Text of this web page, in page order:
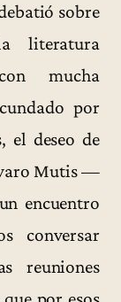
sobre
literatura
mucha
por
el deseo de
Mutis —
encuentro
conversar
reuniones